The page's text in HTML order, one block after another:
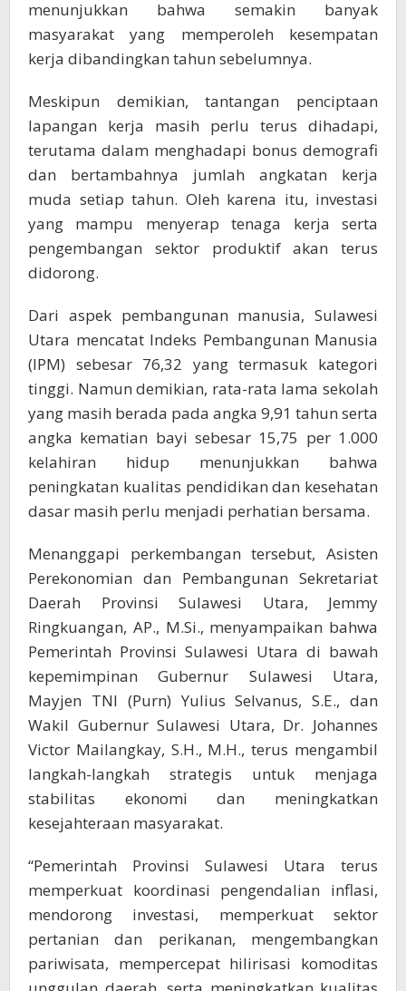
menunjukkan bahwa semakin banyak
masyarakat yang memperoleh kesempatan
kerja dibandingkan tahun sebelumnya.
Meskipun demikian, tantangan penciptaan
lapangan kerja masih perlu terus dihadapi,
terutama dalam menghadapi bonus demografi
dan bertambahnya jumlah angkatan kerja
muda setiap tahun. Oleh karena itu, investasi
yang mampu menyerap tenaga kerja serta
pengembangan sektor produktif akan terus
didorong.
Dari aspek pembangunan manusia, Sulawesi
Utara mencatat Indeks Pembangunan Manusia
(IPM) sebesar 76,32 yang termasuk kategori
tinggi. Namun demikian, rata-rata lama sekolah
yang masih berada pada angka 9,91 tahun serta
angka kematian bayi sebesar 15,75 per 1.000
kelahiran hidup menunjukkan bahwa
peningkatan kualitas pendidikan dan kesehatan
dasar masih perlu menjadi perhatian bersama.
Menanggapi perkembangan tersebut, Asisten
Perekonomian dan Pembangunan Sekretariat
Daerah Provinsi Sulawesi Utara, Jemmy
Ringkuangan, AP., M.Si., menyampaikan bahwa
Pemerintah Provinsi Sulawesi Utara di bawah
kepemimpinan Gubernur Sulawesi Utara,
Mayjen TNI (Purn) Yulius Selvanus, S.E., dan
Wakil Gubernur Sulawesi Utara, Dr. Johannes
Victor Mailangkay, S.H., M.H., terus mengambil
langkah-langkah strategis untuk menjaga
stabilitas ekonomi dan meningkatkan
kesejahteraan masyarakat.
“Pemerintah Provinsi Sulawesi Utara terus
memperkuat koordinasi pengendalian inflasi,
mendorong investasi, memperkuat sektor
pertanian dan perikanan, mengembangkan
pariwisata, mempercepat hilirisasi komoditas